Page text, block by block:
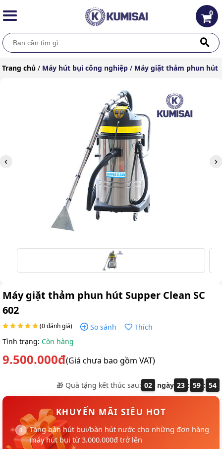
0
Trang chủ / Máy hút bụi công nghiệp / Máy giặt thảm phun hút
Máy giặt thảm phun hút Supper Clean SC
602
(0 đánh giá) So sánh
Thích
Tình trạng: Còn hàng
9.500.000đ(Giá chưa bao gồm VAT)
🎁 Quà tặng kết thúc sau: 02 ngày 23 : 59 : 54
KHUYẾN MÃI SIÊU HOT
Tặng bàn hút bụi/bàn hút nước cho những đơn hàng
máy hút bụi từ 3.000.000đ trở lên